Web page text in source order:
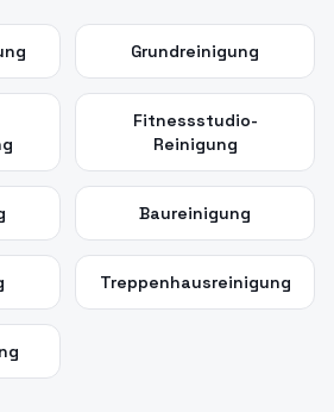
Grundreinigung
Fitnessstudio-
Reinigung
Baureinigung
Treppenhausreinigung